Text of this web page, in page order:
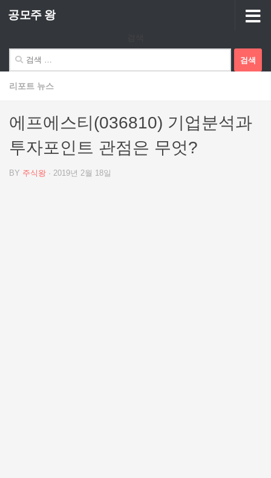
Skip to content
공모주 왕
색:
리포트 뉴스
에프에스티(036810) 기업분석과
투자포인트 관점은 무엇?
BY 주식왕 · 2019년 2월 18일